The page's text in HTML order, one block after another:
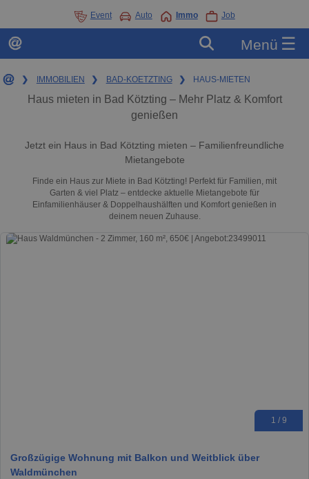
Event Auto Immo Job
Menü ☰
❯ IMMOBILIEN ❯ BAD-KOETZTING ❯ HAUS-MIETEN
Haus mieten in Bad Kötzting – Mehr Platz & Komfort
genießen
Jetzt ein Haus in Bad Kötzting mieten – Familienfreundliche
Mietangebote
Finde ein Haus zur Miete in Bad Kötzting! Perfekt für Familien, mit
Garten & viel Platz – entdecke aktuelle Mietangebote für
Einfamilienhäuser & Doppelhaushälften und Komfort genießen in
deinem neuen Zuhause.
1 / 9
Großzügige Wohnung mit Balkon und Weitblick über
Waldmünchen